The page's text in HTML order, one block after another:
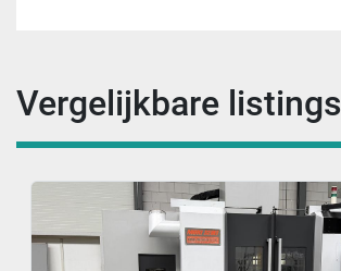
Vergelijkbare listings